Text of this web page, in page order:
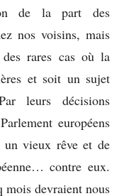
de la part des
nos voisins, mais
rares cas où la
et soit un sujet
leurs décisions
européens
un vieux rêve et de
contre eux.
devraient nous